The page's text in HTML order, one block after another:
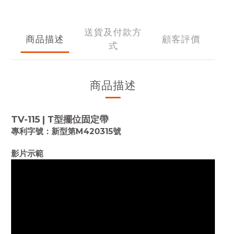
商品描述
送貨及付款方
式
顧客評價
商品描述
TV-115 | T型擺位固定帶
專利字號：新型第M420315號
影片示範